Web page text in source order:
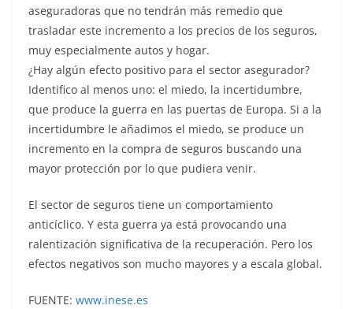
aseguradoras que no tendrán más remedio que
trasladar este incremento a los precios de los seguros,
muy especialmente autos y hogar.
¿Hay algún efecto positivo para el sector asegurador?
Identifico al menos uno: el miedo, la incertidumbre,
que produce la guerra en las puertas de Europa. Si a la
incertidumbre le añadimos el miedo, se produce un
incremento en la compra de seguros buscando una
mayor protección por lo que pudiera venir.
El sector de seguros tiene un comportamiento
anticíclico. Y esta guerra ya está provocando una
ralentización significativa de la recuperación. Pero los
efectos negativos son mucho mayores y a escala global.
FUENTE: www.inese.es